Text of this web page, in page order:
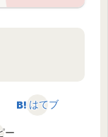
はてブ
ー